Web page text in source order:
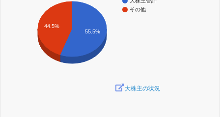
その他
44.5%
55.5%
大株主の状況